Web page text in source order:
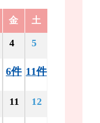
金 土
4
6件
5
11件
11 12